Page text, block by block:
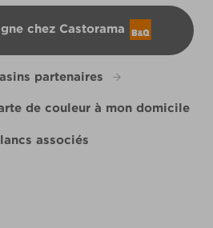
chez Castorama
partenaires
de couleur à mon domicile
associés